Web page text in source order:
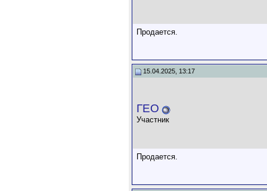
Продается.
15.04.2025, 13:17
ГЕО
Участник
Продается.